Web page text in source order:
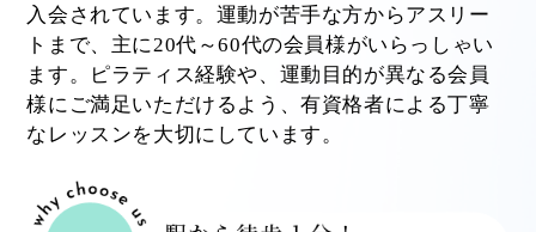
入会されています。運動が苦手な方からアスリー
トまで、主に20代～60代の会員様がいらっしゃい
ます。ピラティス経験や、運動目的が異なる会員
様にご満足いただけるよう、有資格者による丁寧
なレッスンを大切にしています。